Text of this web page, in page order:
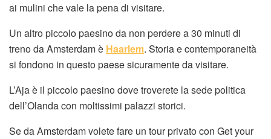
ai mulini che vale la pena di visitare.
Un altro piccolo paesino da non perdere a 30 minuti di
treno da Amsterdam è Haarlem. Storia e contemporaneità
si fondono in questo paese sicuramente da visitare.
L’Aja è il piccolo paesino dove troverete la sede politica
dell’Olanda con moltissimi palazzi storici.
Se da Amsterdam volete fare un tour privato con Get your